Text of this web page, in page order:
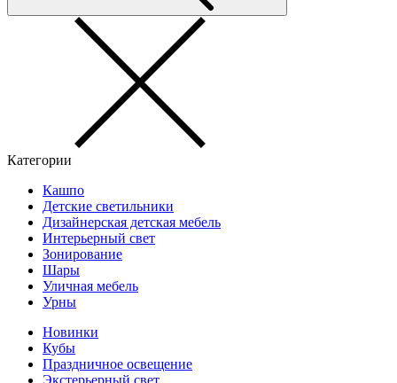
Категории
Кашпо
Детские светильники
Дизайнерская детская мебель
Интерьерный свет
Зонирование
Шары
Уличная мебель
Урны
Новинки
Кубы
Праздничное освещение
Экстерьерный свет